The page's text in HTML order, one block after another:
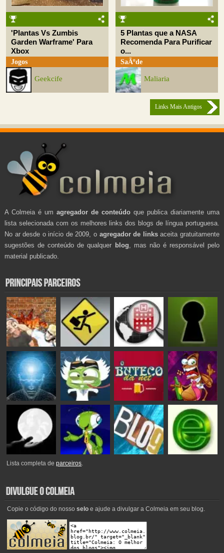
'Plantas Vs Zumbis
Garden Warframe' Para
Xbox
Jogos
Geekcife
5 Plantas que a NASA
Recomenda Para Purificar
o...
SaÃºde
Maliaria
Links Mais Antigos
A Colmeia é um agregador de conteúdo que publica diariamente uma
lista selecionada com os melhores links dos blogs de língua portuguesa.
No ar desde o início de 2009, o agregador de linksaceita gratuitamente
sugestões de conteúdo de qualquer blog , mas não é responsável pelo
material publicado.
Lista completa deparceiros.
Copie o código do nosso seloe ajude a divulgar a Colmeia em seu blog.